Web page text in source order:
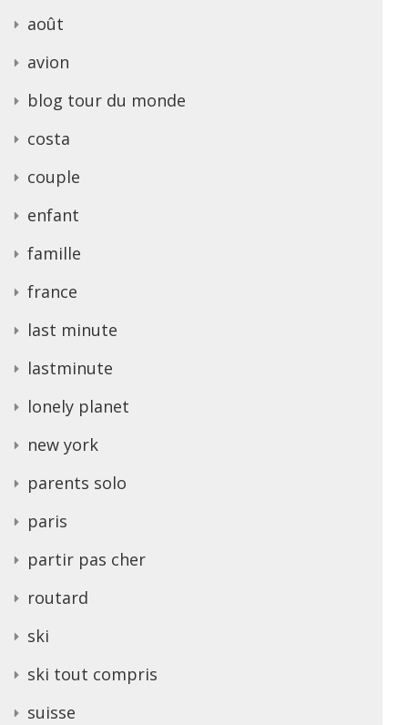
août
avion
blog tour du monde
costa
couple
enfant
famille
france
last minute
lastminute
lonely planet
new york
parents solo
paris
partir pas cher
routard
ski
ski tout compris
suisse